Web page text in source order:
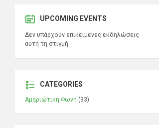
UPCOMING EVENTS
Δεν υπάρχουν επικείμενες εκδηλώσεις
αυτή τη στιγμή.
CATEGORIES
Αμαριώτικη Φωνή (33)